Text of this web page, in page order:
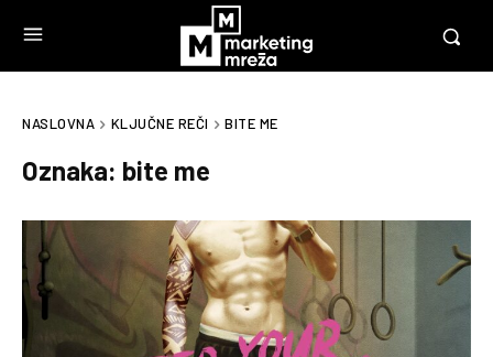
NASLOVNA KLJUČNE REČI BITE ME
Oznaka: bite me